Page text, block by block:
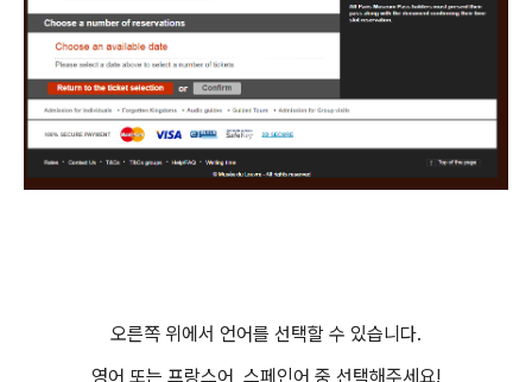
오른쪽 위에서 언어를 선택할 수 있습니다.
영어 또는 프랑스어, 스페인어 중 선택해주세요!